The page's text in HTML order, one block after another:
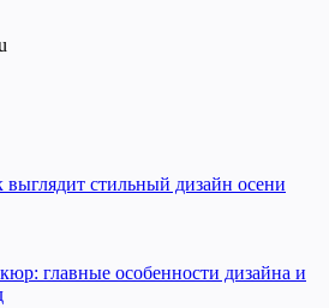
стильный дизайн осени
главные особенности дизайна и